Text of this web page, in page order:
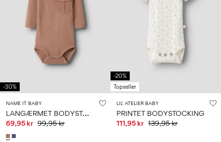
-30%
NAME IT BABY
L
ANGÆRMET BODYSTOCKING
69,95 kr 99,95 kr
-20%
Topseller
LIL' ATELIER BABY
PRINTET BODYSTOCKING
111,95 kr 139,95 kr